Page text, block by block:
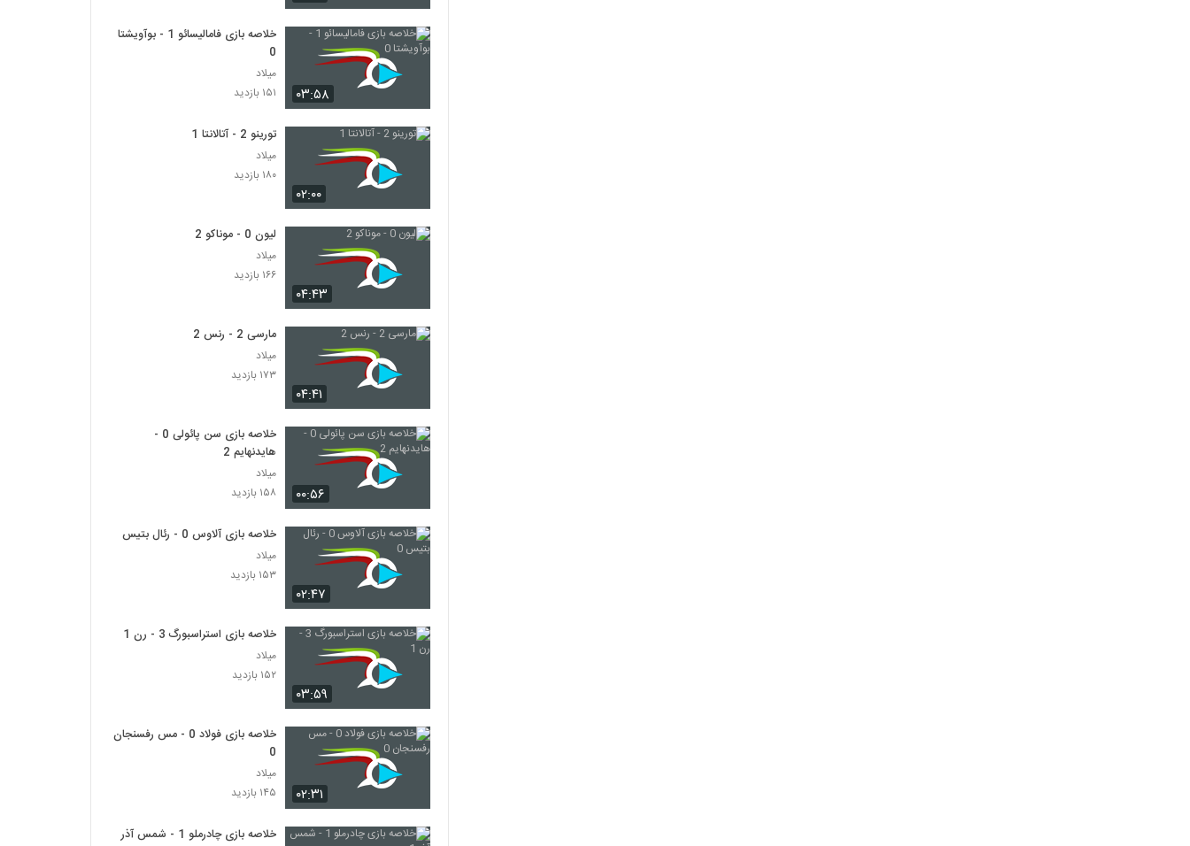
۰۳:۵۸
خلاصه بازی فامالیسائو 1 - بوآویشتا
0
میلاد
۱۵۱ بازدید
۰۲:۰۰
تورینو 2 - آتالانتا 1
میلاد
۱۸۰ بازدید
۰۴:۴۳
لیون 0 - موناکو 2
میلاد
۱۶۶ بازدید
۰۴:۴۱
مارسی 2 - رنس 2
میلاد
۱۷۳ بازدید
۰۰:۵۶
خلاصه بازی سن پائولی 0 -
هایدنهایم 2
میلاد
۱۵۸ بازدید
۰۲:۴۷
خلاصه بازی آلاوس 0 - رئال بتیس 0
میلاد
۱۵۳ بازدید
۰۳:۵۹
خلاصه بازی استراسبورگ 3 - رن 1
میلاد
۱۵۲ بازدید
۰۲:۳۱
خلاصه بازی فولاد 0 - مس رفسنجان
0
میلاد
۱۴۵ بازدید
خلاصه بازی چادرملو 1 - شمس آذر 1